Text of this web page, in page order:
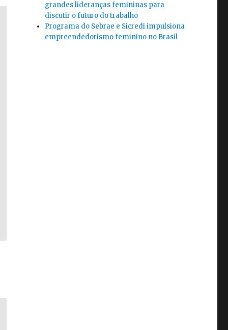
grandes lideranças femininas para
discutir o futuro do trabalho
Programa do Sebrae e Sicredi impulsiona
empreendedorismo feminino no Brasil